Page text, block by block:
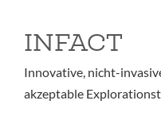
INFACT
Innovative, nicht-
akzeptable